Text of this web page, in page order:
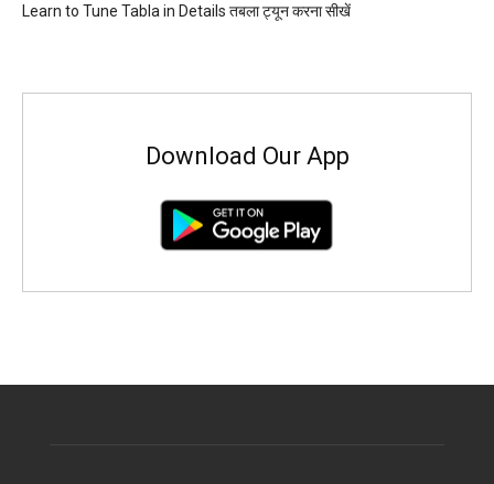
Learn to Tune Tabla in Details तबला ट्यून करना सीखें
Download Our App